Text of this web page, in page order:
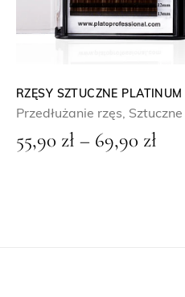
RZĘSY SZTUCZNE
Przedłużanie rzęs,
55,90 zł – 69,90 zł